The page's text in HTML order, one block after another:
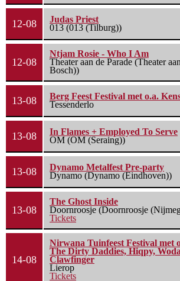
12-08
Judas Priest
013 (013 (Tilburg))
12-08
Ntjam Rosie - Who I Am
Theater aan de Parade (Theater
Bosch))
13-08
Berg Feest Festival met o.a.
Tessenderlo
13-08
In Flames + Employed To Serve
OM (OM (Seraing))
13-08
Dynamo Metalfest Pre-party
Dynamo (Dynamo (Eindhoven))
13-08
The Ghost Inside
Doornroosje (Doornroosje
Tickets
14-08
Nirwana Tuinfeest Festival met
The Dirty Daddies, Hiqpy,
Clawfinger
Lierop
Tickets